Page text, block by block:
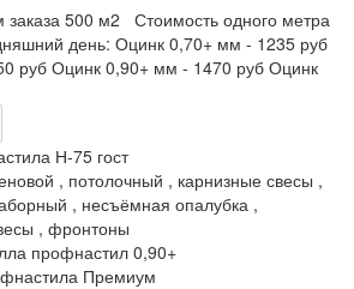
500 м2 Стоимость одного метра
день: Оцинк 0,70+ мм - 1235 руб
руб Оцинк 0,90+ мм - 1470 руб Оцинк
Н-75 гост
, потолочный , карнизные свесы ,
, несъёмная опалубка ,
, фронтоны
профнастил 0,90+
Премиум